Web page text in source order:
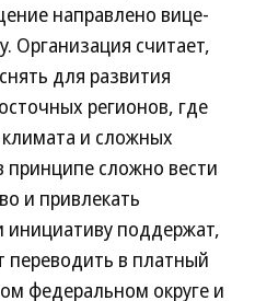
направлено вице-
Организация считает,
для развития
регионов, где
климата и сложных
принципе сложно вести
и привлекать
инициативу поддержат,
переводить в платный
федеральном округе и